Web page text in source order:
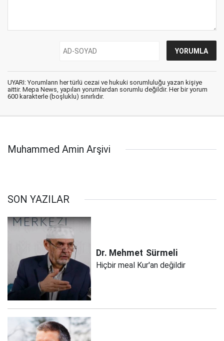
UYARI: Yorumların her türlü cezai ve hukuki sorumluluğu yazan kişiye
aittir. Mepa News, yapılan yorumlardan sorumlu değildir. Her bir yorum
600 karakterle (boşluklu) sınırlıdır.
Muhammed Amin Arşivi
SON YAZILAR
Dr. Mehmet Sürmeli
Hiçbir meal Kur'an değildir